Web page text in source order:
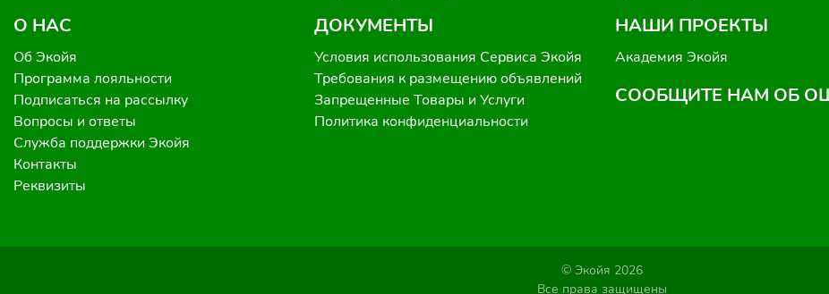
О НАС
Об Экойя
Программа лояльности
Подписаться на рассылку
Вопросы и ответы
Служба поддержки Экойя
Контакты
Реквизиты
ДОКУМЕНТЫ
Условия использования Сервиса Экойя
Требования к размещению объявлений
Запрещенные Товары и Услуги
Политика конфиденциальности
НАШИ ПРОЕКТЫ
Академия Экойя
СООБЩИТЕ НАМ ОБ
© Экойя 2026
Все права защищены